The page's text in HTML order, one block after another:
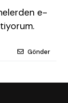
e-
Gönder